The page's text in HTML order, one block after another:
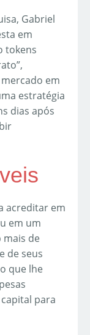
Gabriel
em
tokens
em
estratégia
dias após
acreditar em
em um
mais de
de seus
que lhe
para